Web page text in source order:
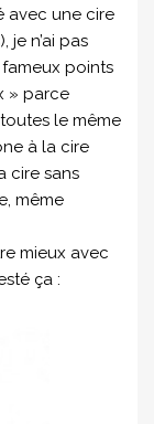
avec une cire
n’ai pas
points
» parce
le même
à la cire
cire sans
même
mieux avec
ça :